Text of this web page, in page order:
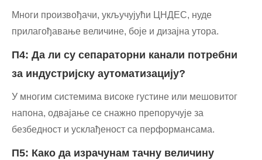
Многи произвођачи, укључујући ЦНДЕС, нуде
прилагођавање величине, боје и дизајна утора.
П4: Да ли су сепараторни канали потребни
за индустријску аутоматизацију?
У многим системима високе густине или мешовитог
напона, одвајање се снажно препоручује за
безбедност и усклађеност са перформансама.
П5: Како да израчунам тачну величину